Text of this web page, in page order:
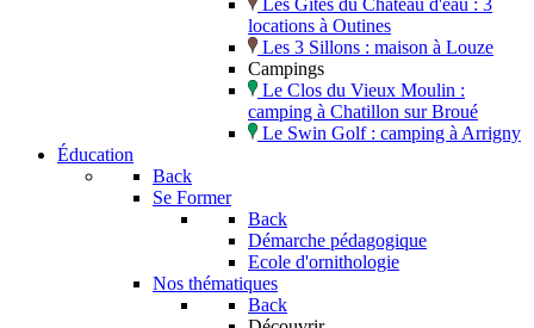
Les Gîtes du Château d'eau : 3
locations à Outines
Les 3 Sillons : maison à Louze
Campings
Le Clos du Vieux Moulin :
camping à Chatillon sur Broué
Le Swin Golf : camping à Arrigny
Éducation
Back
Se Former
Back
Démarche pédagogique
Ecole d'ornithologie
Nos thématiques
Back